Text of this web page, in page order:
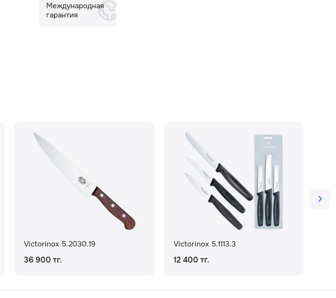
Международная
гарантия
Victorinox 5.2030.19
36 900 тг.
Victorinox 5.1113.3
12 400 тг.